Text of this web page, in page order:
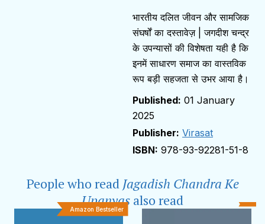
भारतीय दलित जीवन और सामजिक
संघर्षों का दस्तावेज़ | जगदीश चन्द्र
के उपन्यासों की विशेषता यही है कि
इनमें साधारण समाज का वास्तविक
रूप बड़ी सहजता से उभर आया है।
01 January
2025
Publisher: Virasat
978-93-92281-51-8
People who read Jagadish Chandra Ke
Upanyas also read
Amazon Bestseller